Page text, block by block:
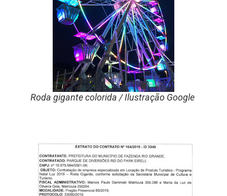
Roda gigante colorida / Ilustração Google